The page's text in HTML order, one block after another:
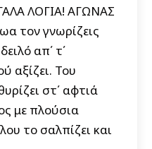
ΛΟΓΙΑ! ΑΓΩΝΑΣ
τον γνωρίζεις
απ΄ τ΄
αξίζει. Του
στ΄ αφτιά
με πλούσια
το σαλπίζει και